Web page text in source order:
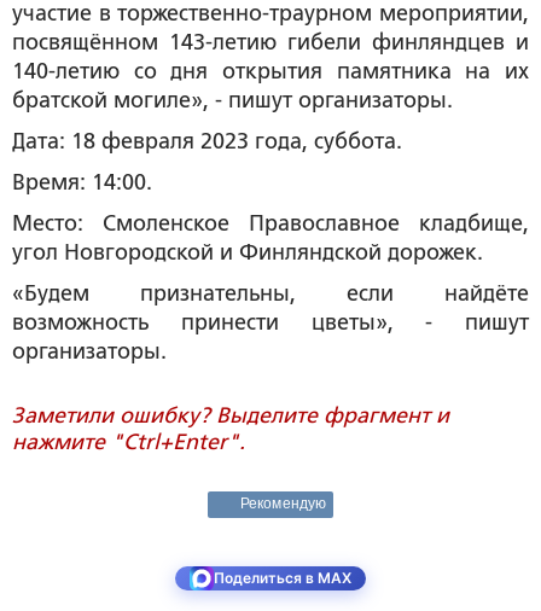
участие в торжественно-траурном мероприятии,
посвящённом 143-летию гибели финляндцев и
140-летию со дня открытия памятника на их
братской могиле», - пишут организаторы.
Дата: 18 февраля 2023 года, суббота.
Время: 14:00.
Место: Смоленское Православное кладбище,
угол Новгородской и Финляндской дорожек.
«Будем признательны, если найдёте
возможность принести цветы», - пишут
организаторы.
Заметили ошибку? Выделите фрагмент и
нажмите "Ctrl+Enter".
Рекомендую
Поделиться в MAX